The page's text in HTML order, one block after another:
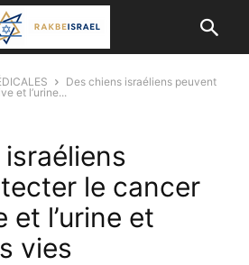
Des chiens israéliens peuvent
et l’urine...
le cancer
et l’urine et
vies